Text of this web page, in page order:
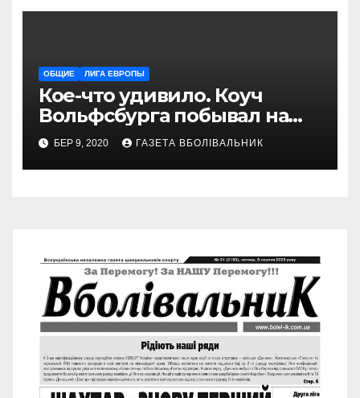
ОБЩИЕ ЛИГА ЕВРОПЫ
Кое-что удивило. Коуч
Вольфсбурга побывал на
матче Шахтера с Колосом
БЕР 9, 2020 ГАЗЕТА ВБОЛІВАЛЬНИК